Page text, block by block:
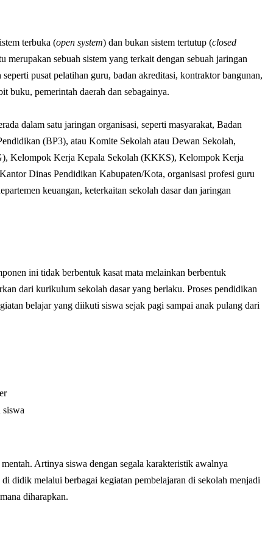
terbuka (open system) dan bukan sistem tertutup (closed
merupakan sebuah sistem yang terkait dengan sebuah jaringan
pusat pelatihan guru, badan akreditasi, kontraktor bangunan,
buku, pemerintah daerah dan sebagainya.
dalam satu jaringan organisasi, seperti masyarakat, Badan
(BP3), atau Komite Sekolah atau Dewan Sekolah,
Kelompok Kerja Kepala Sekolah (KKKS), Kelompok Kerja
Dinas Pendidikan Kabupaten/Kota, organisasi profesi guru
keuangan, keterkaitan sekolah dasar dan jaringan
ini tidak berbentuk kasat mata melainkan berbentuk
dari kurikulum sekolah dasar yang berlaku. Proses pendidikan
belajar yang diikuti siswa sejak pagi sampai anak pulang dari
siswa
Artinya siswa dengan segala karakteristik awalnya
didik melalui berbagai kegiatan pembelajaran di sekolah menjadi
diharapkan.